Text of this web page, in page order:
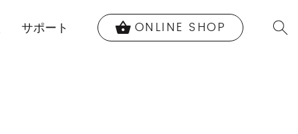
サポート shopping_basket ONLINE SHOP